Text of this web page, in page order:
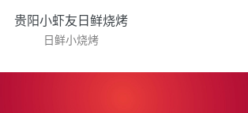
贵阳小虾友日鲜烧烤
日鲜小烧烤